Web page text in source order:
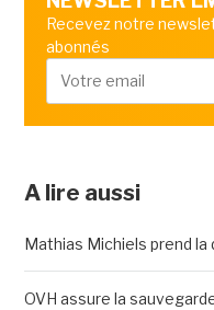
Recevez notre
abonnés
A lire aussi
Mathias Michiels prend
OVH assure la